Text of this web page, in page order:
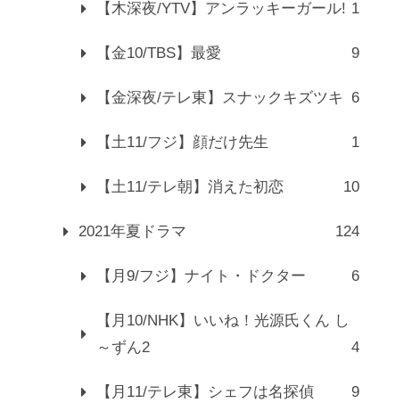
【木深夜/YTV】アンラッキーガール! 1
【金10/TBS】最愛 9
【金深夜/テレ東】スナックキズツキ 6
【土11/フジ】顔だけ先生 1
【土11/テレ朝】消えた初恋 10
2021年夏ドラマ 124
【月9/フジ】ナイト・ドクター 6
【月10/NHK】いいね！光源氏くん し
～ずん2
4
【月11/テレ東】シェフは名探偵 9